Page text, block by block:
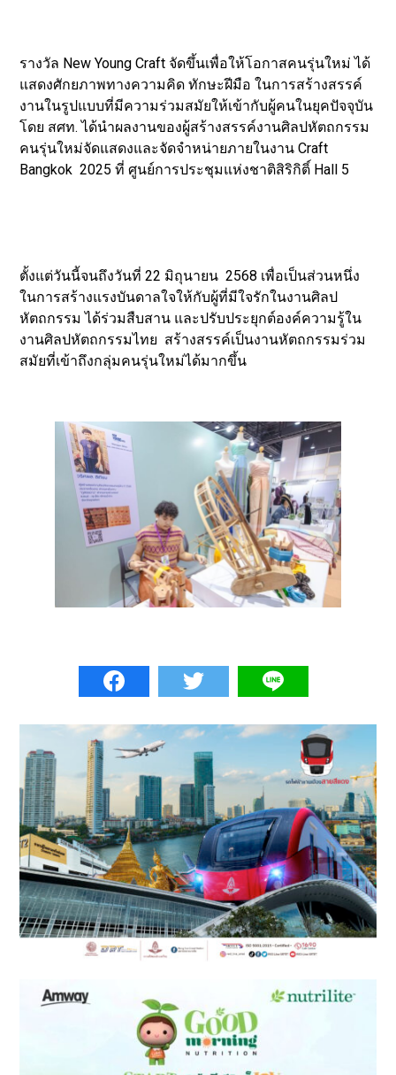
รางวัล New Young Craft จัดขึ้นเพื่อให้โอกาสคนรุ่นใหม่ ได้
แสดงศักยภาพทางความคิด ทักษะฝีมือ ในการสร้างสรรค์
งานในรูปแบบที่มีความร่วมสมัยให้เข้ากับผู้คนในยุคปัจจุบัน
โดย สศท. ได้นำผลงานของผู้สร้างสรรค์งานศิลปหัตถกรรม
คนรุ่นใหม่จัดแสดงและจัดจำหน่ายภายในงาน Craft
Bangkok 2025 ที่ ศูนย์การประชุมแห่งชาติสิริกิติ์ Hall 5
ตั้งแต่วันนี้จนถึงวันที่ 22 มิถุนายน 2568 เพื่อเป็นส่วนหนึ่ง
ในการสร้างแรงบันดาลใจให้กับผู้ที่มีใจรักในงานศิลป
หัตถกรรม ได้ร่วมสืบสาน และปรับประยุกต์องค์ความรู้ใน
งานศิลปหัตถกรรมไทย สร้างสรรค์เป็นงานหัตถกรรมร่วม
สมัยที่เข้าถึงกลุ่มคนรุ่นใหม่ได้มากขึ้น